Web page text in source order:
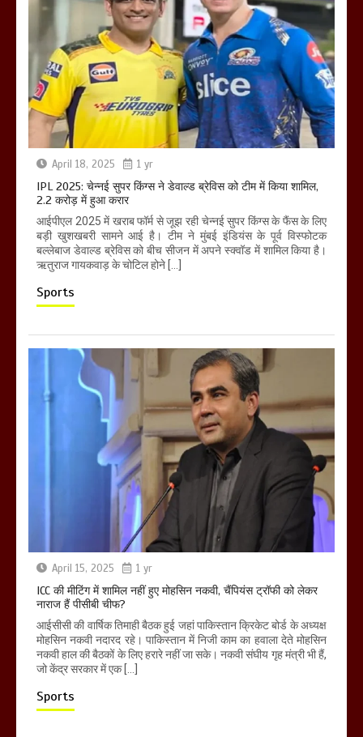
April 18, 2025 1 yr
IPL 2025: चेन्नई सुपर किंग्स ने डेवाल्ड ब्रेविस को टीम में किया शामिल,
2.2 करोड़ में हुआ करार
आईपीएल 2025 में खराब फॉर्म से जूझ रही चेन्नई सुपर किंग्स के फैंस के लिए
बड़ी खुशखबरी सामने आई है। टीम ने मुंबई इंडियंस के पूर्व विस्फोटक
बल्लेबाज डेवाल्ड ब्रेविस को बीच सीजन में अपने स्क्वॉड में शामिल किया है।
ऋतुराज गायकवाड़ के चोटिल होने […]
Sports
April 15, 2025 1 yr
ICC की मीटिंग में शामिल नहीं हुए मोहसिन नकवी, चैंपियंस ट्रॉफी को लेकर
नाराज हैं पीसीबी चीफ?
आईसीसी की वार्षिक तिमाही बैठक हुई जहां पाकिस्तान क्रिकेट बोर्ड के अध्यक्ष
मोहसिन नकवी नदारद रहे। पाकिस्तान में निजी काम का हवाला देते मोहसिन
नकवी हाल की बैठकों के लिए हरारे नहीं जा सके। नकवी संघीय गृह मंत्री भी हैं,
जो केंद्र सरकार में एक […]
Sports